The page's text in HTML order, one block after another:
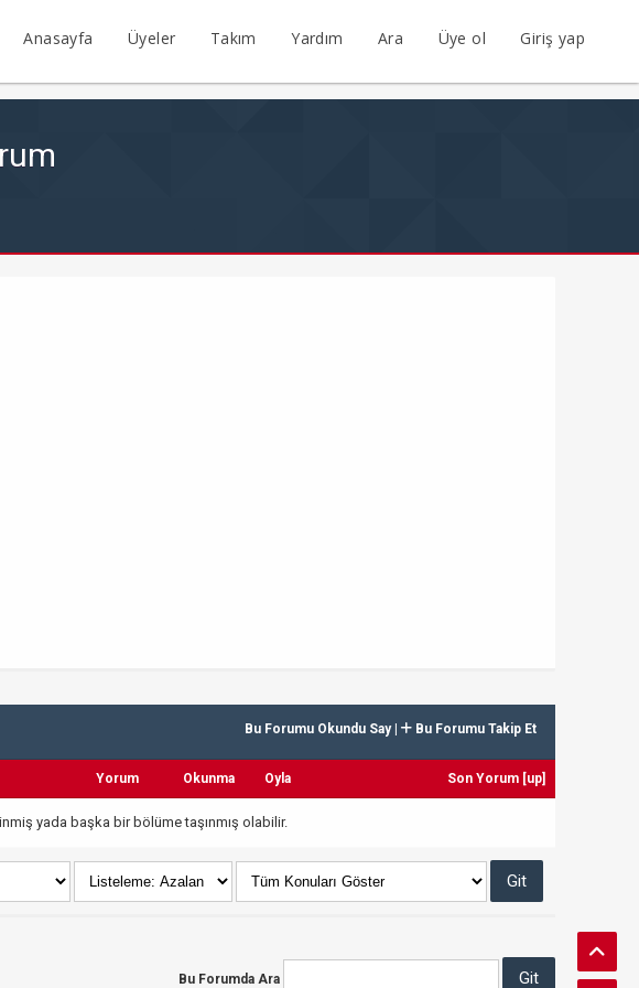
Anasayfa Üyeler Takım Yardım Ara Üye ol Giriş yap
Bu Forumu Okundu Say| Bu Forumu Takip Et
Yorum Okunma Oyla Son Yorum [up]
yada başka bir bölüme taşınmış olabilir.
Bu Forumda Ara